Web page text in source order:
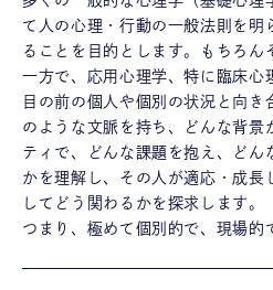
て人の心理・行動の一般法則を明
ることを目的とします。もちろん
一方で、応用心理学、特に臨床
目の前の個人や個別の状況と向き
のような文脈を持ち、どんな背景
ティで、どんな課題を抱え、どん
かを理解し、その人が適応・成長
してどう関わるかを探求します。
つまり、極めて個別的で、現場的